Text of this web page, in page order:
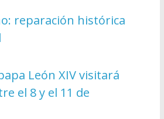
reparación histórica
León XIV visitará
el 8 y el 11 de